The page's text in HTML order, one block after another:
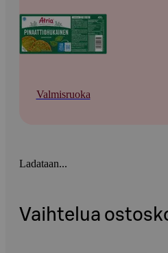
Valmisruoka
Ladataan...
Vaihtelua